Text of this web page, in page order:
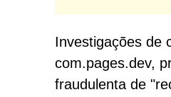
Investigações de
com.pages.dev,
fraudulenta de